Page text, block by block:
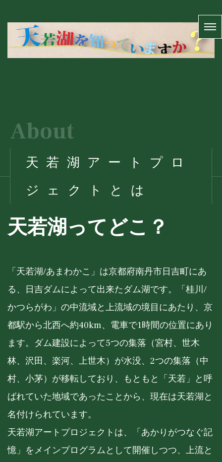
About
天若湖アートプロ
ジェクトとは
天若湖ってどこ？
「天若湖/あまわかこ」は京都府南丹市日吉町にあ
る、日吉ダムによって出来たダム湖です。「桂川/
かつらがわ」の中流域と上流域の境目にあたり、京
都駅から北西へ約40km、電車で1時間の位置にあり
ます。ダム建設によって5つの集落（宮村、世木
林、沢田、楽河、上世木）が水没、2つの集落（中
村、小茅）が移転しており、もともと「天若」と呼
ばれていた地域であったことから、現在は天若湖と
名付けられています。
天若湖アートプロジェクトは、「あかりがつなぐ記
憶」をメインプログラムとして開催しつつ、上流と